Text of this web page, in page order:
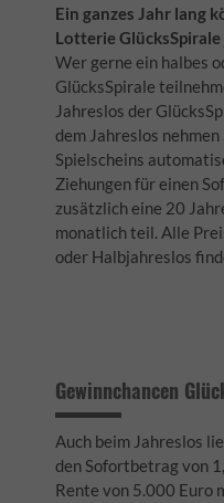
Ein ganzes Jahr lang
Lotterie
Wer gerne ein halbes
GlücksSpirale
Jahreslos der
dem Jahreslos
Spielscheins
Ziehungen für einen
zusätzlich eine 20
monatlich teil. Alle
oder Halbjahreslos
Gewinnchancen
Auch beim Jahreslos
den Sofortbetrag von
Rente von 5.000 Euro